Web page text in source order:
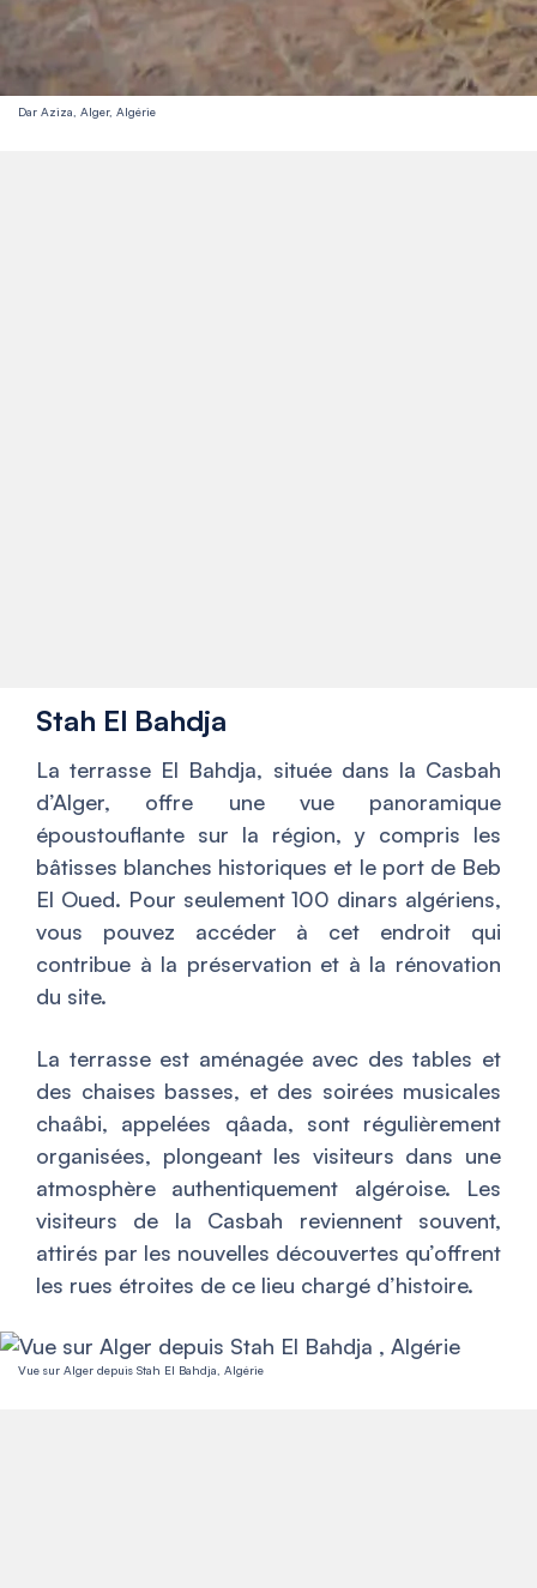
Dar Aziza, Alger, Algérie
Stah El Bahdja
La terrasse El Bahdja, située dans la Casbah
d’Alger, offre une vue panoramique
époustouflante sur la région, y compris les
bâtisses blanches historiques et le port de Beb
El Oued. Pour seulement 100 dinars algériens,
vous pouvez accéder à cet endroit qui
contribue à la préservation et à la rénovation
du site.
La terrasse est aménagée avec des tables et
des chaises basses, et des soirées musicales
chaâbi, appelées qâada, sont régulièrement
organisées, plongeant les visiteurs dans une
atmosphère authentiquement algéroise. Les
visiteurs de la Casbah reviennent souvent,
attirés par les nouvelles découvertes qu’offrent
les rues étroites de ce lieu chargé d’histoire.
Vue sur Alger depuis Stah El Bahdja, Algérie